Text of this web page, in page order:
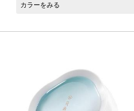
カラーをみる